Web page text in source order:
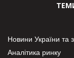
Новини України та
Аналітика ринку